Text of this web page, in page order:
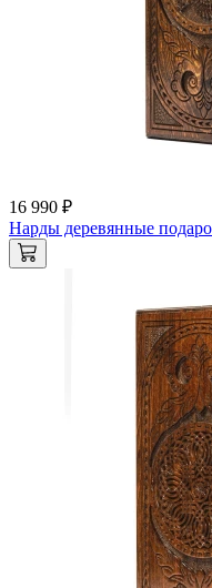
16 990 ₽
Нарды деревянные